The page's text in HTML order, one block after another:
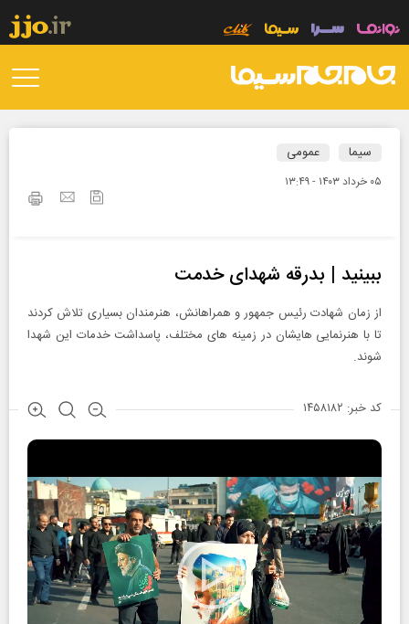
سیما عمومی
۰۵ خرداد ۱۴۰۳ - ۱۳:۴۹
ببینید | بدرقه شهدای خدمت
از زمان شهادت رئیس جمهور و همراهانش، هنرمندان بسیاری تلاش کردند
تا با هنرنمایی هایشان در زمینه های مختلف، پاسداشت خدمات این شهدا
شوند.
کد خبر: ۱۴۵۸۱۸۲